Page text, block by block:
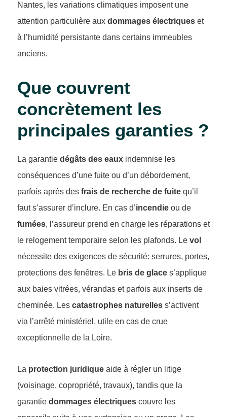
Nantes, les variations climatiques imposent une
attention particulière aux dommages électriques et
à l’humidité persistante dans certains immeubles
anciens.
Que couvrent
concrètement les
principales garanties ?
La garantie dégâts des eaux indemnise les
conséquences d’une fuite ou d’un débordement,
parfois après des frais de recherche de fuite qu’il
faut s’assurer d’inclure. En cas d’incendie ou de
fumées, l’assureur prend en charge les réparations et
le relogement temporaire selon les plafonds. Le vol
nécessite des exigences de sécurité: serrures, portes,
protections des fenêtres. Le bris de glace s’applique
aux baies vitrées, vérandas et parfois aux inserts de
cheminée. Les catastrophes naturelles s’activent
via l’arrêté ministériel, utile en cas de crue
exceptionnelle de la Loire.
La protection juridique aide à régler un litige
(voisinage, copropriété, travaux), tandis que la
garantie dommages électriques couvre les